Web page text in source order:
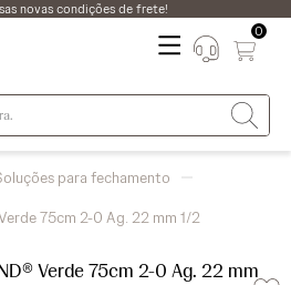
novas condições de frete!
0
para fechamento
75cm 2-0 Ag. 22 mm 1/2
Verde 75cm 2-0 Ag. 22 mm